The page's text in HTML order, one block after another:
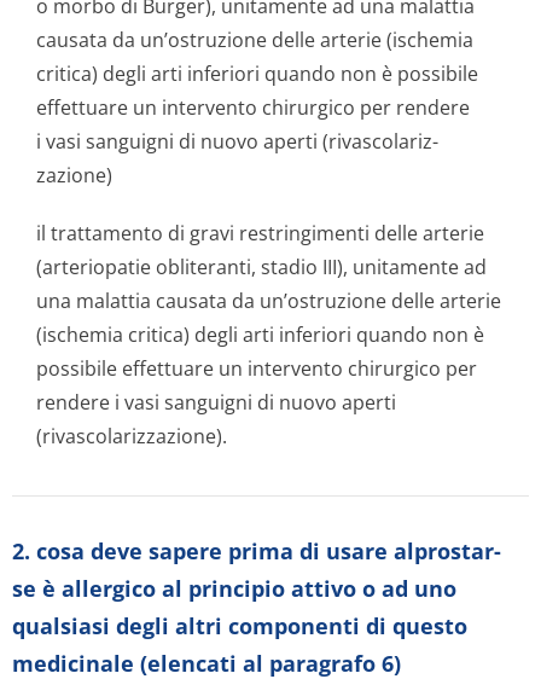
o morbo di Burger), unitamente ad una malattia
causata da un’ostruzione delle arterie (ischemia
critica) degli arti inferiori quando non è possibile
effettuare un intervento chirurgico per rendere
i vasi sanguigni di nuovo aperti (rivascolariz­
zazione)
il trattamento di gravi restringimenti delle arterie
(arteriopatie obliteranti, stadio III), unitamente ad
una malattia causata da un’ostruzione delle arterie
(ischemia critica) degli arti inferiori quando non è
possibile effettuare un intervento chirurgico per
rendere i vasi sanguigni di nuovo aperti
(rivascolariz­zazione).
2. cosa deve sapere prima di usare alprostar-
se è allergico al principio attivo o ad uno
qualsiasi degli altri componenti di questo
medicinale (elencati al paragrafo 6)